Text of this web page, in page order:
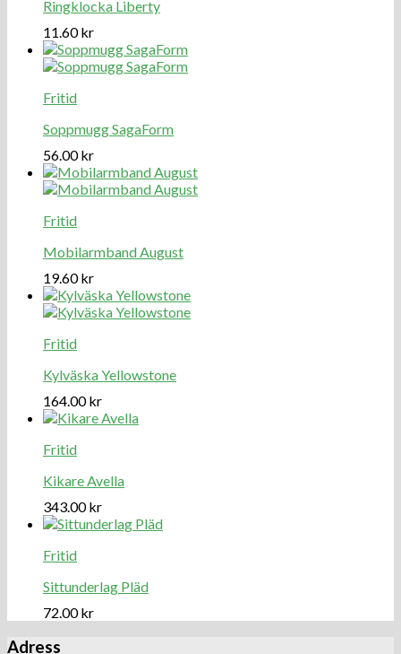
Ringklocka Liberty
11.60kr
Fritid
Soppmugg SagaForm
56.00kr
Fritid
Mobilarmband August
19.60kr
Fritid
Kylväska Yellowstone
164.00kr
Fritid
Kikare Avella
343.00kr
Fritid
Sittunderlag Pläd
72.00kr
Adress